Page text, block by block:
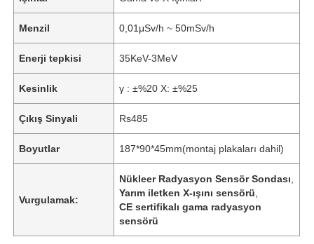
Menzil 0,01μSv/h ~ 50mSv/h
Enerji tepkisi 35KeV-3MeV
Kesinlik γ : ±%20 X: ±%25
Çıkış Sinyali Rs485
Boyutlar 187*90*45mm(montaj plakaları dahil)
Vurgulamak:
Nükleer Radyasyon Sensör Sondası
Yarım iletken X-ışını sensörü
CE sertifikalı gama radyasyon
sensörü